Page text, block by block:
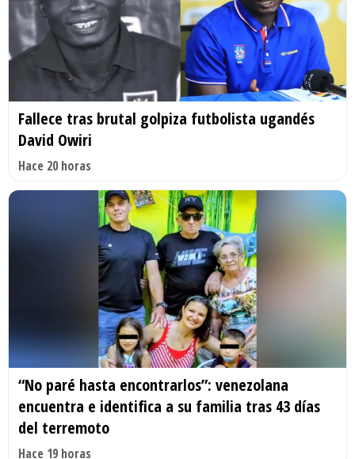
Fallece tras brutal golpiza futbolista ugandés
David Owiri
Hace 20 horas
“No paré hasta encontrarlos”: venezolana
encuentra e identifica a su familia tras 43 días
del terremoto
Hace 19 horas